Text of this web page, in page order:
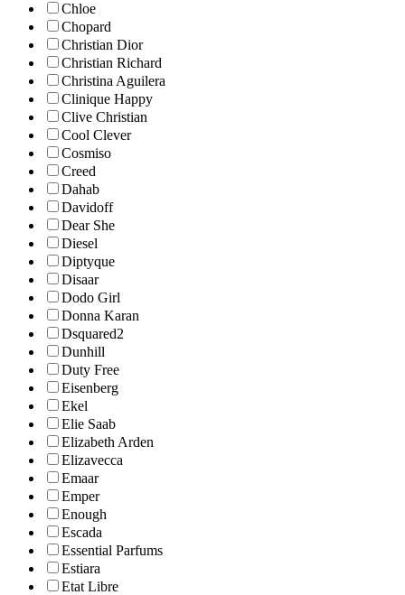
Chloe
Chopard
Christian Dior
Christian Richard
Christina Aguilera
Clinique Happy
Clive Christian
Cool Clever
Cosmiso
Creed
Dahab
Davidoff
Dear She
Diesel
Diptyque
Disaar
Dodo Girl
Donna Karan
Dsquared2
Dunhill
Duty Free
Eisenberg
Ekel
Elie Saab
Elizabeth Arden
Elizavecca
Emaar
Emper
Enough
Escada
Essential Parfums
Estiara
Etat Libre